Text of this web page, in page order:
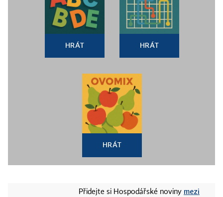
HRÁT HRÁT
HRÁT
Přidejte si Hospodářské noviny mezi